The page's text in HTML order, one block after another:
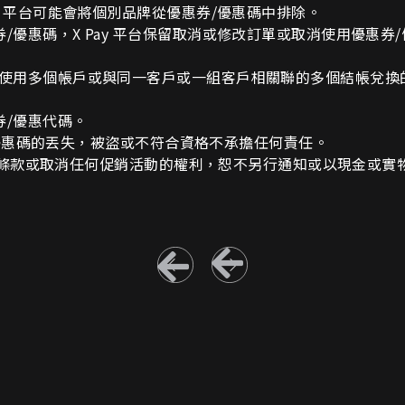
平台可能會將個別品牌從優惠券/優惠碼中排除。
/優惠碼，X Pay 平台保留取消或修改訂單或取消使用優惠券/
用多個帳戶或與同一客戶或一組客戶相關聯的多個結帳兌換
/優惠代碼。
碼的丟失，被盜或不符合資格不承擔任何責任。
款或取消任何促銷活動的權利，恕不另行通知或以現金或實